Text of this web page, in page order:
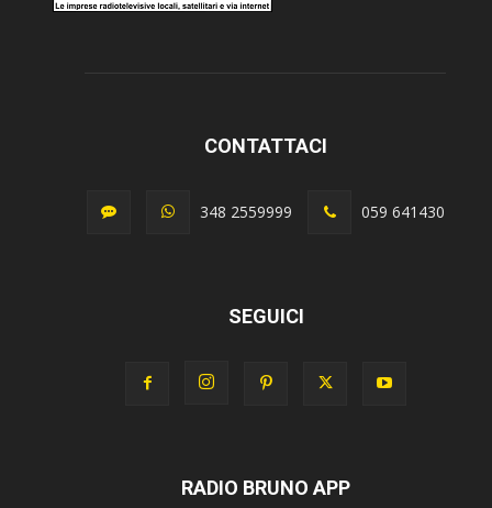
CONTATTACI
348 2559999 059 641430
SEGUICI
RADIO BRUNO APP